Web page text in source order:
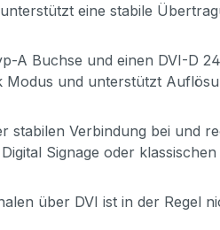
eine stabile
A Buchse und einen DVI-D
und unterstützt
stabilen Verbindung bei und
Signage oder
über DVI ist in der Regel